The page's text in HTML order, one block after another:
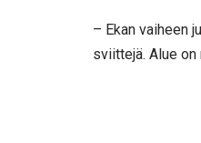
– Ekan vaiheen
sviittejä. Alue